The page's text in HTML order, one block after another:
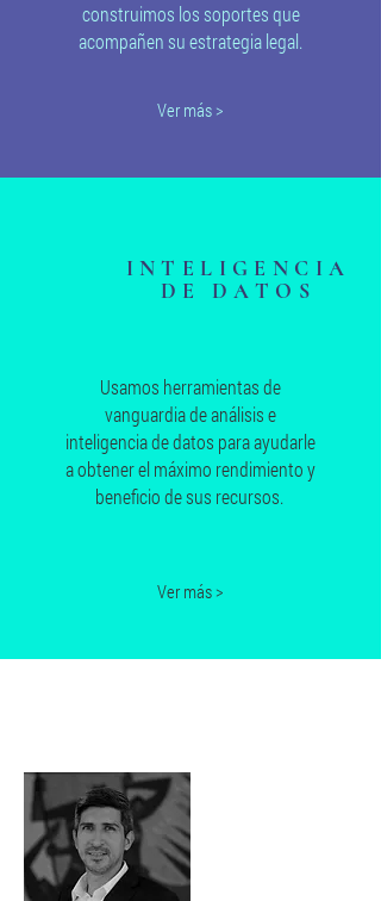
construimos los soportes que
acompañen su estrategia legal.
Ver más >
INTELIGENCIA
DE DATOS
Usamos herramientas de
vanguardia de análisis e
inteligencia de datos para ayudarle
a obtener el máximo rendimiento y
beneficio de sus recursos.
Ver más >